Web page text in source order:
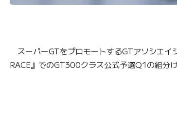
スーパーGTをプロモートするGTアソシエ
RACE』でのGT300クラス公式予選Q1の組分